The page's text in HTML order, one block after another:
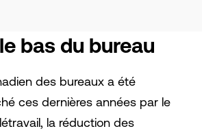
bas du bureau
des bureaux a été
ces dernières années par le
la réduction des